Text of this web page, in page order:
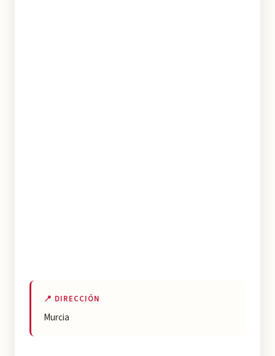
📍 DIRECCIÓN
Murcia